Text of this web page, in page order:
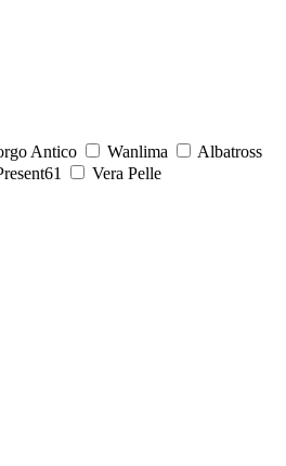
Antico Wanlima
Albatross
Vera Pelle